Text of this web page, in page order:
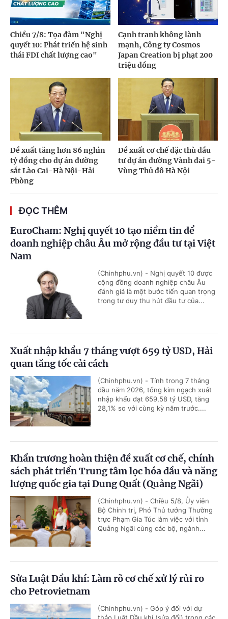
Chiều 7/8: Tọa đàm "Nghị
quyết 10: Phát triển hệ sinh
thái FDI chất lượng cao"
Cạnh tranh không lành
mạnh, Công ty Cosmos
Japan Creation bị phạt 200
triệu đồng
Đề xuất tăng hơn 86 nghìn
tỷ đồng cho dự án đường
sắt Lào Cai-Hà Nội-Hải
Phòng
Đề xuất cơ chế đặc thù đầu
tư dự án đường Vành đai 5-
Vùng Thủ đô Hà Nội
ĐỌC THÊM
EuroCham: Nghị quyết 10 tạo niềm tin để
doanh nghiệp châu Âu mở rộng đầu tư tại Việt
Nam
(Chinhphu.vn) - Nghị quyết 10 được
cộng đồng doanh nghiệp châu Âu
đánh giá là một bước tiến quan trọng
trong tư duy thu hút đầu tư của...
Xuất nhập khẩu 7 tháng vượt 659 tỷ USD, Hải
quan tăng tốc cải cách
(Chinhphu.vn) - Tính trong 7 tháng
đầu năm 2026, tổng kim ngạch xuất
nhập khẩu đạt 659,58 tỷ USD, tăng
28,1% so với cùng kỳ năm trước....
Khẩn trương hoàn thiện đề xuất cơ chế, chính
sách phát triển Trung tâm lọc hóa dầu và năng
lượng quốc gia tại Dung Quất (Quảng Ngãi)
(Chinhphu.vn) - Chiều 5/8, Ủy viên
Bộ Chính trị, Phó Thủ tướng Thường
trực Phạm Gia Túc làm việc với tỉnh
Quảng Ngãi cùng các bộ, ngành...
Sửa Luật Dầu khí: Làm rõ cơ chế xử lý rủi ro
cho Petrovietnam
(Chinhphu.vn) - Góp ý đối với dự